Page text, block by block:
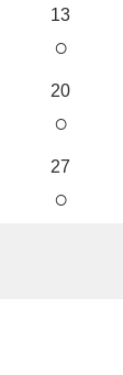
13
○
20
○
27
○